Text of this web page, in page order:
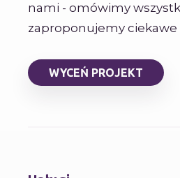
nami - omówimy
zaproponujemy ciekawe
WYCEŃ PROJEKT